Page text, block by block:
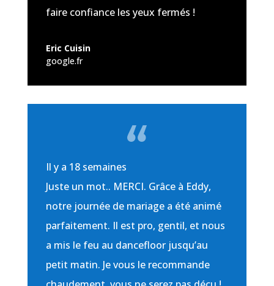
faire confiance les yeux fermés !
Eric Cuisin
google.fr
Il y a 18 semaines
Juste un mot.. MERCI. Grâce à Eddy,
notre journée de mariage a été animé
parfaitement. Il est pro, gentil, et nous
a mis le feu au dancefloor jusqu’au
petit matin. Je vous le recommande